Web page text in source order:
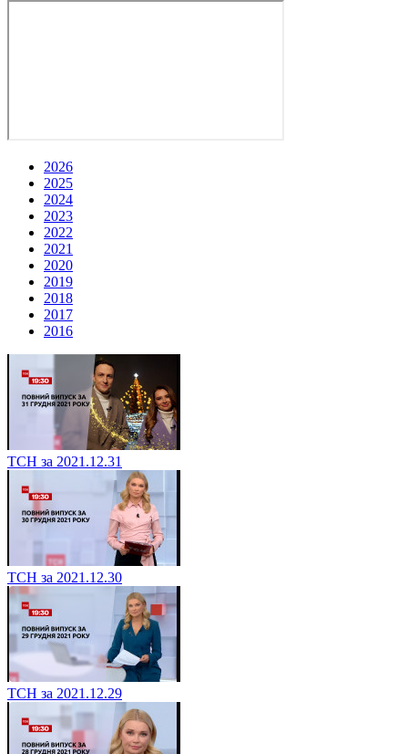
2026
2025
2024
2023
2022
2021
2020
2019
2018
2017
2016
ТСН за 2021.12.31
ТСН за 2021.12.30
ТСН за 2021.12.29